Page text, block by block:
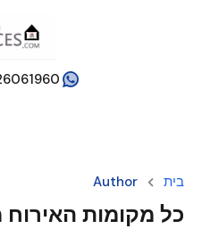
בית Author
כל מקומות האירוח